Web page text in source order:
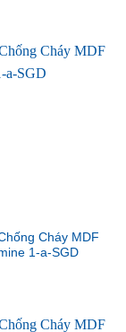
Cháy MDF
1-a-SGD